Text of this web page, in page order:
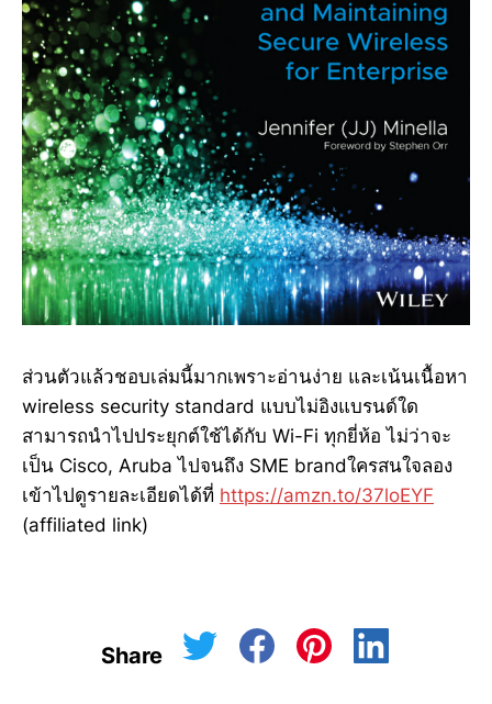
ส่วนตัวแล้วชอบเล่มนี้มากเพราะอ่านง่าย และเน้นเนื้อหา
wireless security standard แบบไม่อิงแบรนด์ใด
สามารถนำไปประยุกต์ใช้ได้กับ Wi-Fi ทุกยี่ห้อ ไม่ว่าจะ
เป็น Cisco, Aruba ไปจนถึง SME brandใครสนใจลอง
เข้าไปดูรายละเอียดได้ที่ https://amzn.to/37loEYF
(affiliated link)
Share